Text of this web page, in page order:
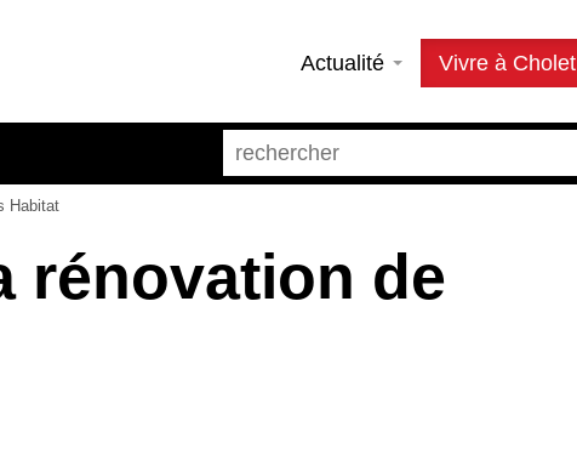
Actualité Vivre à Cholet
Habitat
rénovation de